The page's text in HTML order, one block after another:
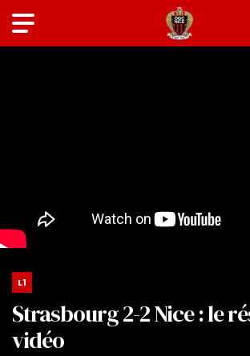
L1
Strasbourg 2-2 Nice : le
vidéo